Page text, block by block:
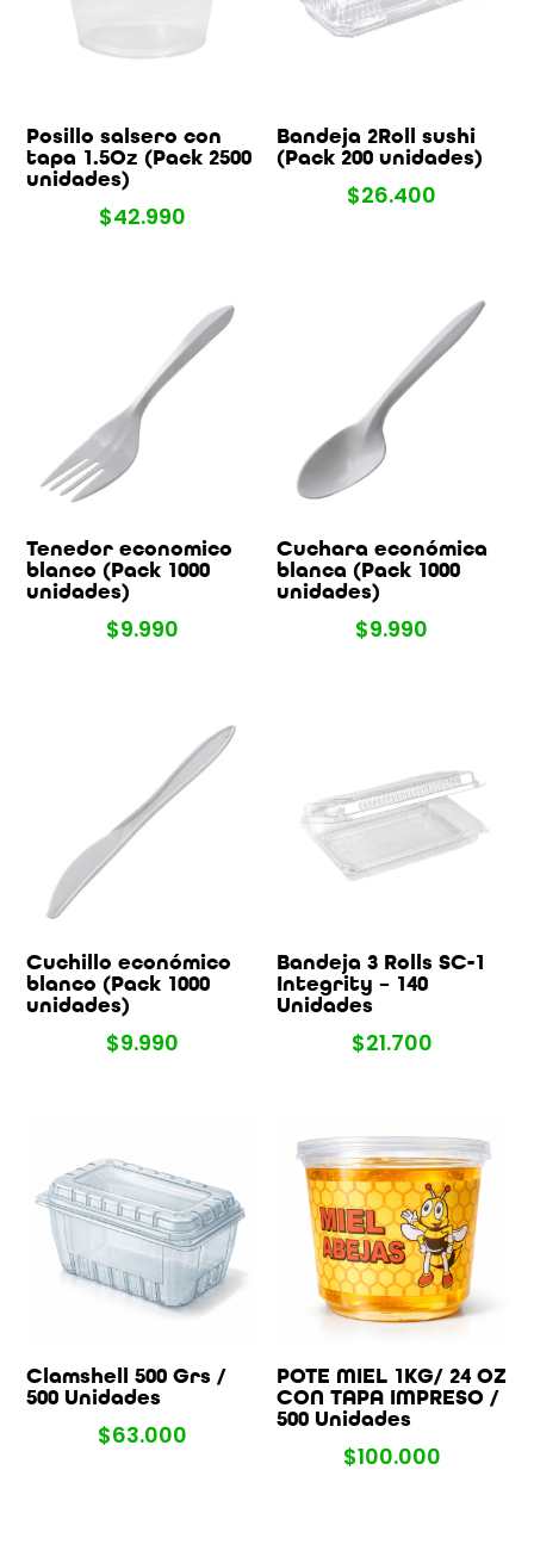
Posillo salsero con
tapa 1.5Oz (Pack 2500
unidades)
$42.990
Bandeja 2Roll sushi
(Pack 200 unidades)
$26.400
Tenedor economico
blanco (Pack 1000
unidades)
$9.990
Cuchara económica
blanca (Pack 1000
unidades)
$9.990
Cuchillo económico
blanco (Pack 1000
unidades)
$9.990
Bandeja 3 Rolls SC-1
Integrity – 140
Unidades
$21.700
Clamshell 500 Grs /
500 Unidades
$63.000
POTE MIEL 1KG/ 24 OZ
CON TAPA IMPRESO /
500 Unidades
$100.000